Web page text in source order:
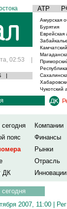
АТР
02:53 |
|
Амурская
Бурятия
Еврейская
Чукотский
сегодня
Компании
пояс
Финансы
Рынки
Отрасль
ДК
Инновации
сегодня
2007, 11:00 |